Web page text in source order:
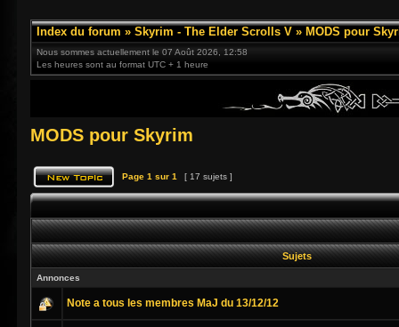
Index du forum » Skyrim - The Elder Scrolls V » MODS pour
Nous sommes actuellement le 07 Août 2026, 12:58
Les heures sont au format UTC + 1 heure
MODS pour Skyrim
Page 1 sur 1 [ 17 sujets ]
Sujets
Annonces
Note a tous les membres MaJ du 13/12/12